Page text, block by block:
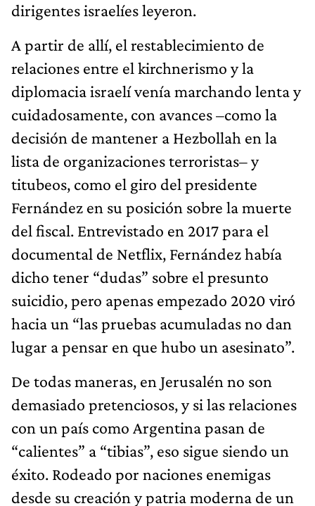
dirigentes israelíes leyeron.
A partir de allí, el restablecimiento de
relaciones entre el kirchnerismo y la
diplomacia israelí venía marchando lenta y
cuidadosamente, con avances –como la
decisión de mantener a Hezbollah en la
lista de organizaciones terroristas– y
titubeos, como el giro del presidente
Fernández en su posición sobre la muerte
del fiscal. Entrevistado en 2017 para el
documental de Netflix, Fernández había
dicho tener “dudas” sobre el presunto
suicidio, pero apenas empezado 2020 viró
hacia un “las pruebas acumuladas no dan
lugar a pensar en que hubo un asesinato”.
De todas maneras, en Jerusalén no son
demasiado pretenciosos, y si las relaciones
con un país como Argentina pasan de
“calientes” a “tibias”, eso sigue siendo un
éxito. Rodeado por naciones enemigas
desde su creación y patria moderna de un